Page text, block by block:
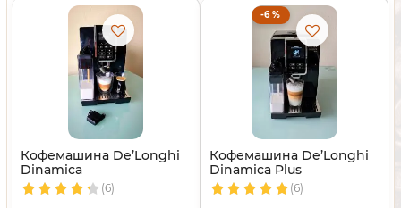
Кофемашина De’Longhi
Dinamica
(6)
-6 %
Кофемашина De’Longhi
Dinamica Plus
(6)